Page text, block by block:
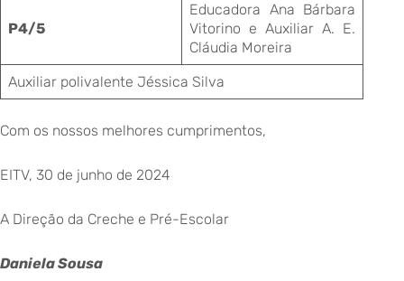
P4/5
Educadora Ana Bárbara
Vitorino e Auxiliar A. E.
Cláudia Moreira
Auxiliar polivalente Jéssica Silva
Com os nossos melhores cumprimentos,
EITV, 30 de junho de 2024
A Direção da Creche e Pré-Escolar
Daniela Sousa